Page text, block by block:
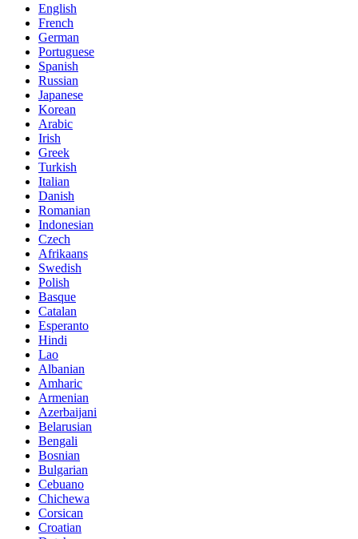
English
French
German
Portuguese
Spanish
Russian
Japanese
Korean
Arabic
Irish
Greek
Turkish
Italian
Danish
Romanian
Indonesian
Czech
Afrikaans
Swedish
Polish
Basque
Catalan
Esperanto
Hindi
Lao
Albanian
Amharic
Armenian
Azerbaijani
Belarusian
Bengali
Bosnian
Bulgarian
Cebuano
Chichewa
Corsican
Croatian